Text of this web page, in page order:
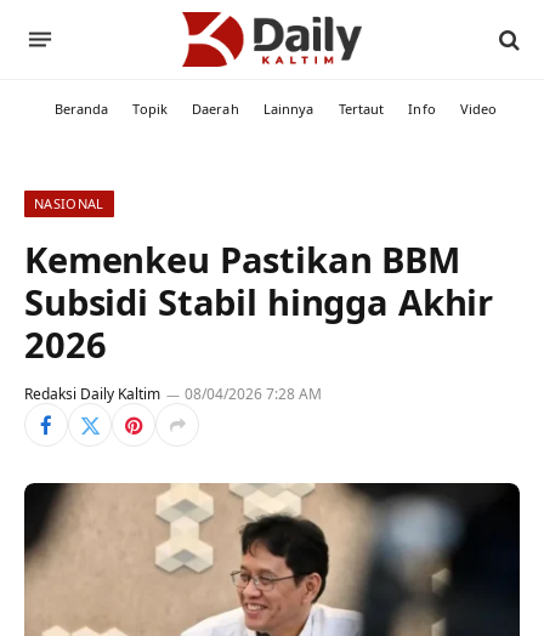
Beranda Topik Daerah Lainnya Tertaut Info Video
NASIONAL
Kemenkeu Pastikan BBM
Subsidi Stabil hingga Akhir
2026
Redaksi Daily Kaltim 08/04/2026 7:28 AM